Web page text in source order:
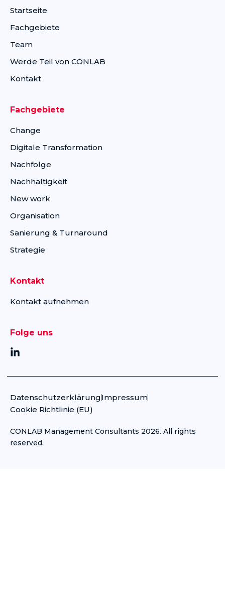
Startseite
Fachgebiete
Team
Werde Teil von CONLAB
Kontakt
Fachgebiete
Change
Digitale Transformation
Nachfolge
Nachhaltigkeit
New work
Organisation
Sanierung & Turnaround
Strategie
Kontakt
Kontakt aufnehmen
Folge uns
L
e
d
i
-
i
CONLAB Management Consultants 2026. All rights
reserved.
DatenschutzerklärungImpressum
Cookie Richtlinie (EU)